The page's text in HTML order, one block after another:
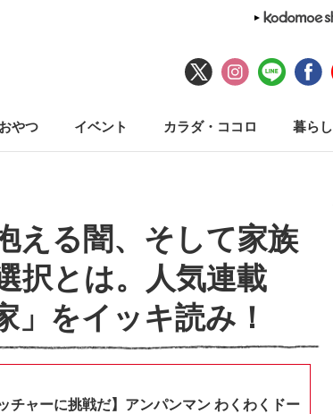
やつ イベント カラダ・ココロ 暮らし
える闇、そして家族
択とは。人気連載
」をイッキ読み！
チャーに挑戦だ】アンパンマン わくわくドー